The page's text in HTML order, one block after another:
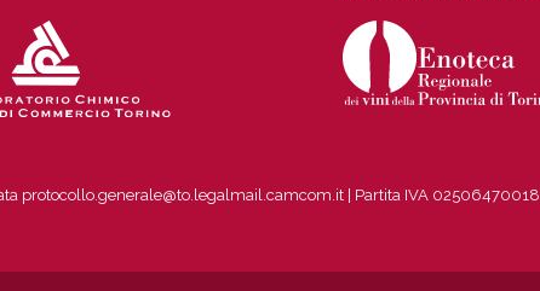
protocollo.generale@to.legalmail.camcom.it | Partita IVA 02506470018